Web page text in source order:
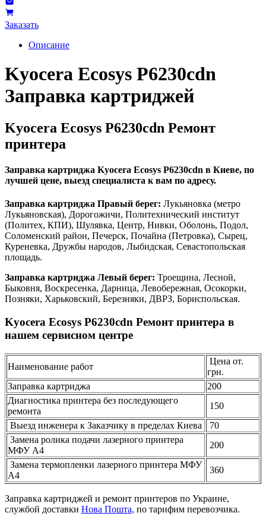
Заказать
Описание
Kyocera Ecosys P6230cdn
Заправка картриджей
Kyocera Ecosys P6230cdn Ремонт
принтера
Заправка картриджа Kyocera Ecosys P6230cdn в Киеве, по
лучшей цене, выезд специалиста к вам по адресу.
Заправка картриджа Правый берег: Лукьяновка (метро
Лукьяновская), Дорогожичи, Политехнический институт
(Политех, КПИ), Шулявка, Центр, Нивки, Оболонь, Подол,
Соломенский район, Печерск, Почайна (Петровка), Сырец,
Куреневка, Дружбы народов, Лыбидская, Севастопольская
площадь.
Заправка картриджа Левый берег: Троещина, Лесной,
Быковня, Воскресенка, Дарница, Левобережная, Осокорки,
Позняки, Харьковский, Березняки, ДВРЗ, Бориспольская.
Kyocera Ecosys P6230cdn Ремонт принтера в
нашем сервисном центре
Наименование работ
Цена от.
грн.
Заправка картриджа
200
Диагностика принтера без последующего
ремонта
150
Выезд инженера к Заказчику в пределах Киева
70
Замена ролика подачи лазерного принтера
МФУ А4
200
Замена термопленки лазерного принтера МФУ
А4
360
Заправка картриджей и ремонт принтеров по Украине,
службой доставки Нова Пошта, по тарифим перевозчика.